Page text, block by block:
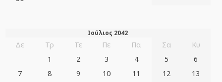
Ιούλιος 2042
Δε Τρ Τε Πε Πα Σα
Κυ
1
2 3 4 5
6
7
8 9 10 11 12
13